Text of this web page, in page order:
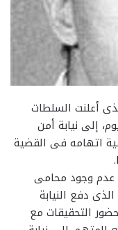
أعلنت السلطات
إلى نيابة أمن
اتهامه فى القضية
عدم وجود محامى
دفع النيابة
التحقيقات مع